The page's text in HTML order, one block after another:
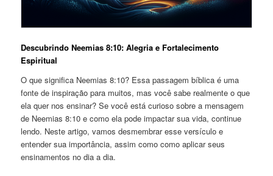
Descubrindo Neemias 8:10: Alegria e Fortalecimento
Espiritual
O que significa Neemias 8:10? Essa passagem bíblica é uma
fonte de inspiração para muitos, mas você sabe realmente o que
ela quer nos ensinar? Se você está curioso sobre a mensagem
de Neemias 8:10 e como ela pode impactar sua vida, continue
lendo. Neste artigo, vamos desmembrar esse versículo e
entender sua importância, assim como como aplicar seus
ensinamentos no dia a dia.